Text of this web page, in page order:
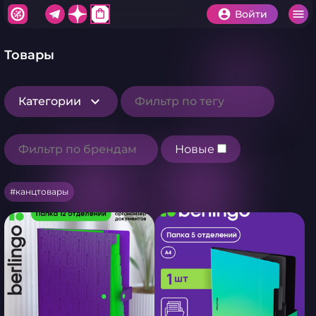
shopping_bag Войти
Товары
Категории
Новые
канцтовары